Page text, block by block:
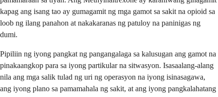
kapag ang isang tao ay gumagamit ng mga gamot sa sakit na opioid sa
loob ng ilang panahon at nakakaranas ng patuloy na paninigas ng
dumi.
Pipiliin ng iyong pangkat ng pangangalaga sa kalusugan ang gamot na
pinakaangkop para sa iyong partikular na sitwasyon. Isasaalang-alang
nila ang mga salik tulad ng uri ng operasyon na iyong isinasagawa,
ang iyong plano sa pamamahala ng sakit, at ang iyong pangkalahatang